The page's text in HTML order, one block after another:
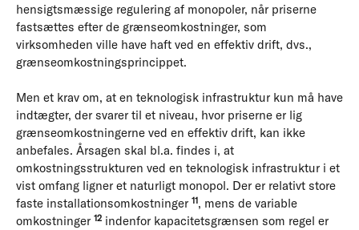
hensigtsmæssige regulering af monopoler, når priserne
fastsættes efter de grænseomkostninger, som
virksomheden ville have haft ved en effektiv drift, dvs.,
grænseomkostningsprincippet.
Men et krav om, at en teknologisk infrastruktur kun må have
indtægter, der svarer til et niveau, hvor priserne er lig
grænseomkostningerne ved en effektiv drift, kan ikke
anbefales. Årsagen skal bl.a. findes i, at
omkostningsstrukturen ved en teknologisk infrastruktur i et
vist omfang ligner et naturligt monopol. Der er relativt store
faste installationsomkostninger 11, mens de variable
omkostninger 12 indenfor kapacitetsgrænsen som regel er